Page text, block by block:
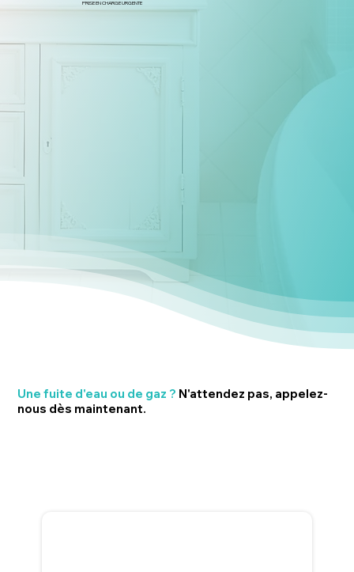
PRISE EN CHARGE URGENTE
Une fuite d'eau ou de gaz ? N'attendez pas, appelez-
nous dès maintenant.